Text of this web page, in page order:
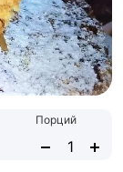
Порций